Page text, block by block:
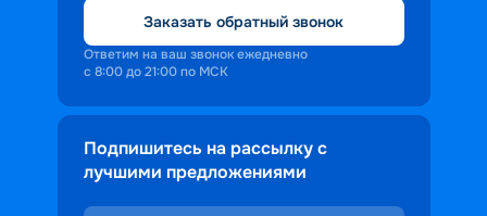
Заказать обратный звонок
Ответим на ваш звонок ежедневно
с 8:00 до 21:00 по МСК
Подпишитесь на рассылку с
лучшими предложениями